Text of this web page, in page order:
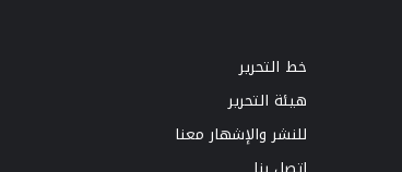
خط التحرير
هيئة التحرير
للنشر والإشهار معنا